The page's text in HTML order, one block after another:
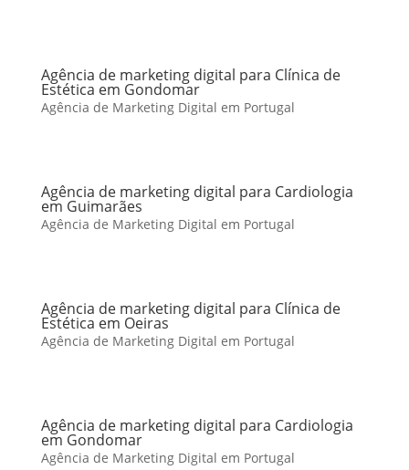
Agência de marketing digital para Clínica de
Estética em Gondomar
Agência de Marketing Digital em Portugal
Agência de marketing digital para Cardiologia
em Guimarães
Agência de Marketing Digital em Portugal
Agência de marketing digital para Clínica de
Estética em Oeiras
Agência de Marketing Digital em Portugal
Agência de marketing digital para Cardiologia
em Gondomar
Agência de Marketing Digital em Portugal